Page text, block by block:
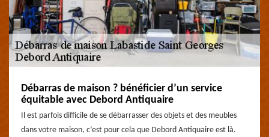
Débarras de maison ? bénéficier d’un service
équitable avec Debord Antiquaire
Il est parfois difficile de se débarrasser des objets et des meubles
dans votre maison, c’est pour cela que Debord Antiquaire est là.